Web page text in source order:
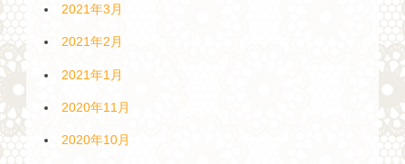
2021年3月
2021年2月
2021年1月
2020年11月
2020年10月